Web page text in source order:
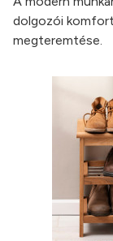
dolgozói
megteremtése.